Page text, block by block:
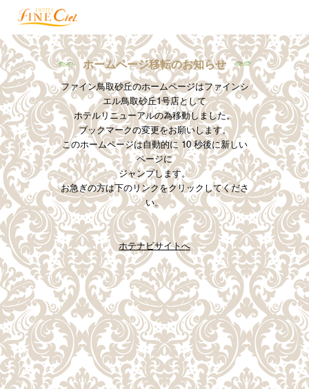
ホームページ移転のお知らせ
ファイン鳥取砂丘のホームページはファインシ
エル鳥取砂丘1号店として
ホテルリニューアルの為移動しました。
ブックマークの変更をお願いします。
このホームページは自動的に 10 秒後に新しい
ページに
ジャンプします。
お急ぎの方は下のリンクをクリックしてくださ
い。
ホテナビサイトへ